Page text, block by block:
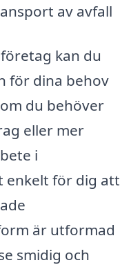
av avfall
kan du
för dina behov
du behöver
eller mer
i
enkelt för dig att
är utformad
smidig och